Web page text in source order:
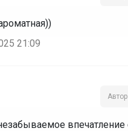
21:09
впечатление